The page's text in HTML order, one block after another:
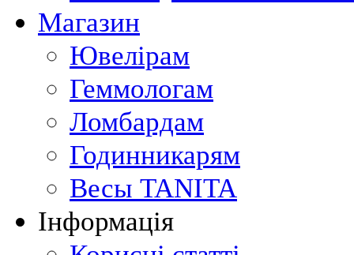
Магазин
Ювелірам
Геммологам
Ломбардам
Годинникарям
Весы TANITA
Інформація